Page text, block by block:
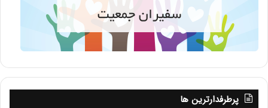
پرطرفدارترین ها